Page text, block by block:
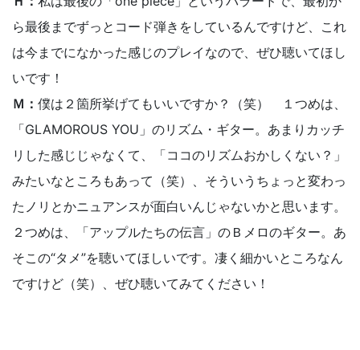
ら最後までずっとコード弾きをしているんですけど、これ
は今までになかった感じのプレイなので、ぜひ聴いてほし
いです！
Ｍ： 僕は２箇所挙げてもいいですか？（笑） １つめは、
「GLAMOROUS YOU」のリズム・ギター。あまりカッチ
リした感じじゃなくて、「ココのリズムおかしくない？」
みたいなところもあって（笑）、そういうちょっと変わっ
たノリとかニュアンスが面白いんじゃないかと思います。
２つめは、「アップルたちの伝言」のＢメロのギター。あ
そこの“タメ”を聴いてほしいです。凄く細かいところなん
ですけど（笑）、ぜひ聴いてみてください！